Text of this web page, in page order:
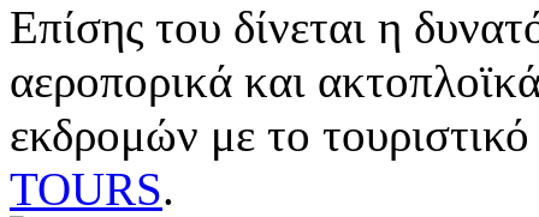
Επίσης του δίνεται η
αεροπορικά και
εκδρομών με το
TOURS.